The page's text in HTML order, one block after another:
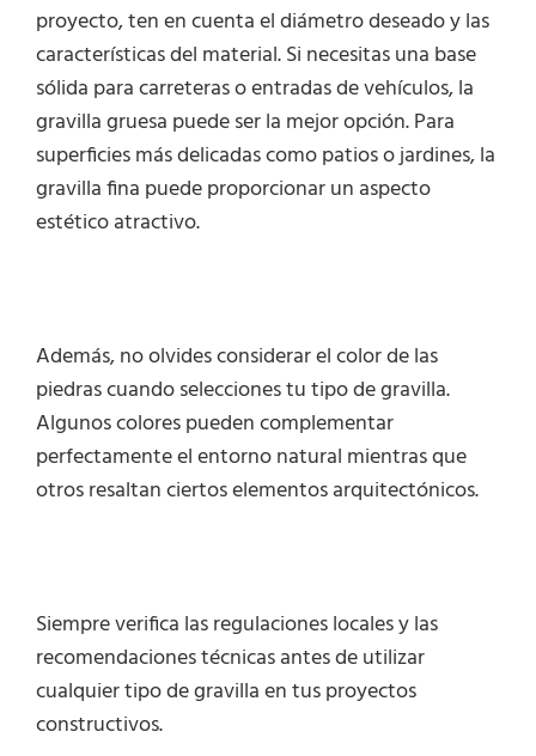
proyecto, ten en cuenta el diámetro deseado y las
características del material. Si necesitas una base
sólida para carreteras o entradas de vehículos, la
gravilla gruesa puede ser la mejor opción. Para
superficies más delicadas como patios o jardines, la
gravilla fina puede proporcionar un aspecto
estético atractivo.
Además, no olvides considerar el color de las
piedras cuando selecciones tu tipo de gravilla.
Algunos colores pueden complementar
perfectamente el entorno natural mientras que
otros resaltan ciertos elementos arquitectónicos.
Siempre verifica las regulaciones locales y las
recomendaciones técnicas antes de utilizar
cualquier tipo de gravilla en tus proyectos
constructivos.